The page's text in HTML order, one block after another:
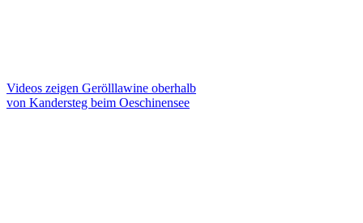
Videos zeigen Gerölllawine oberhalb
von Kandersteg beim Oeschinensee